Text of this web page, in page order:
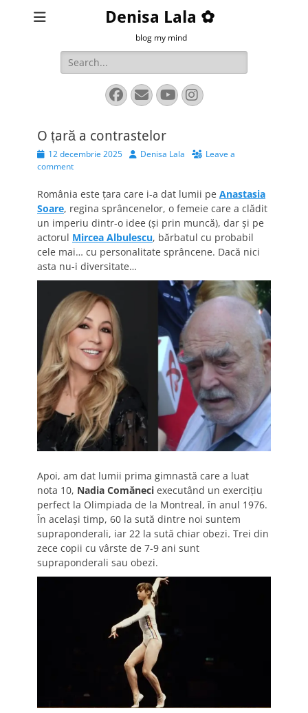
Denisa Lala ✿
blog my mind
Search
for:
Facebook
EmailYouTube
Instagram
O țară a contrastelor
Posted
on
12 decembrie 2025 AuthorDenisa Lala
Leave a
comment
România este țara care i-a dat lumii pe Anastasia
Soare, regina sprâncenelor, o femeie care a clădit
un imperiu dintr-o idee (și prin muncă), dar și pe
actorul Mircea Albulescu, bărbatul cu probabil
cele mai… cu personalitate sprâncene. Dacă nici
asta nu-i diversitate…
Apoi, am dat lumii prima gimnastă care a luat
nota 10, Nadia Comăneci executând un exercițiu
perfect la Olimpiada de la Montreal, în anul 1976.
În același timp, 60 la sută dintre noi suntem
supraponderali, iar 22 la sută chiar obezi. Trei din
zece copii cu vârste de 7-9 ani sunt
supraponderali sau obezi.